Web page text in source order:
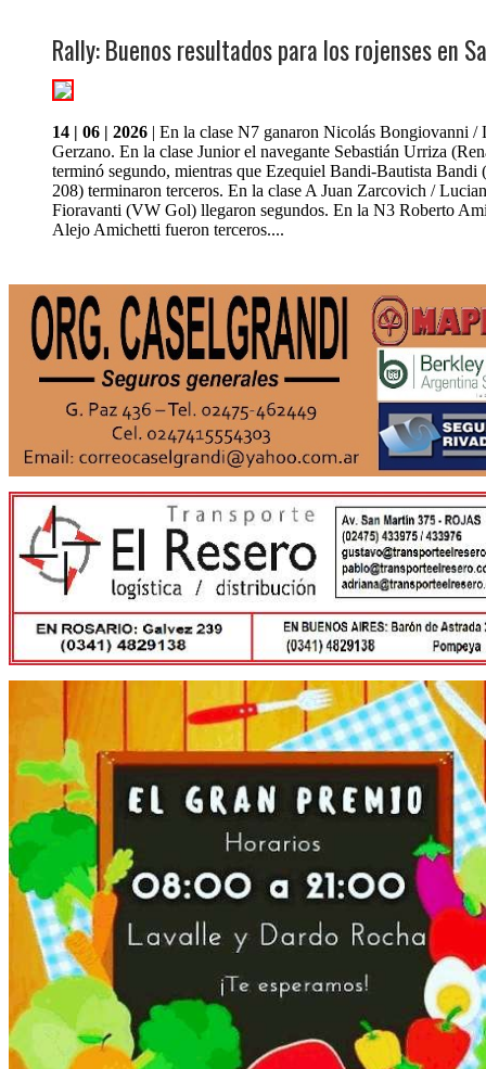
Rally: Buenos resultados para los rojenses en
14 | 06 | 2026 | En la clase N7 ganaron Nicolás Bongiovanni /
Gerzano. En la clase Junior el navegante Sebastián Urriza
terminó segundo, mientras que Ezequiel Bandi-Bautista Bandi
208) terminaron terceros. En la clase A Juan Zarcovich /
Fioravanti (VW Gol) llegaron segundos. En la N3 Roberto
Alejo Amichetti fueron terceros....